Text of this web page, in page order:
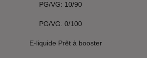
PG/VG: 10/90
PG/VG: 0/100
E-liquide Prêt à booster